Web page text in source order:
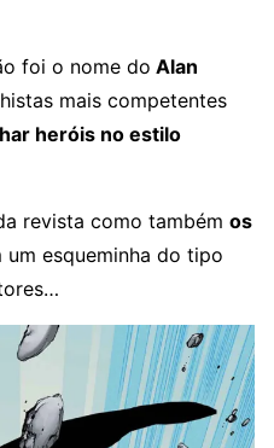
foi o nome do Alan
mais competentes
heróis no estilo
revista como também os
esqueminha do tipo